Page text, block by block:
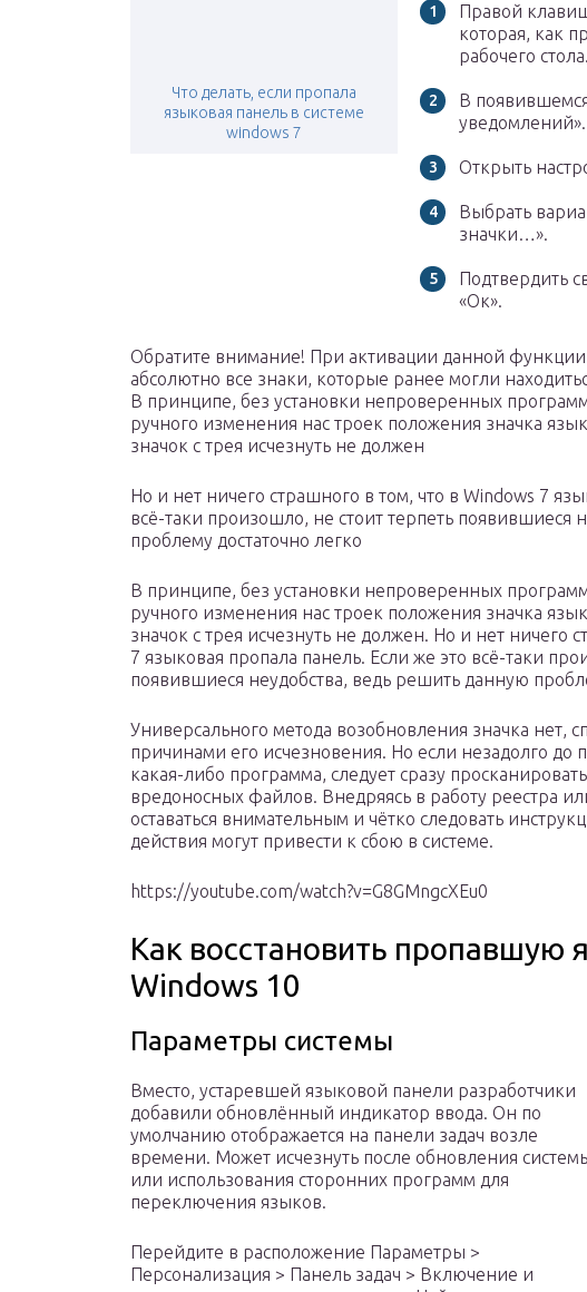
Что делать, если пропала
языковая панель в системе
windows 7
Правой
которая, как
рабочего стола.
В
уведомлений».
Открыть
Выбрать
значки…».
Подтвердить
«Ок».
Обратите внимание! При активации данной
абсолютно все знаки, которые ранее могли
В принципе, без установки непроверенных
ручного изменения нас троек положения значка
значок с трея исчезнуть не должен
Но и нет ничего страшного в том, что в Windows 7
всё-таки произошло, не стоит терпеть появившиеся
проблему достаточно легко
В принципе, без установки непроверенных
ручного изменения нас троек положения значка
значок с трея исчезнуть не должен. Но и нет ничего
7 языковая пропала панель. Если же это всё-таки
появившиеся неудобства, ведь решить данную
Универсального метода возобновления значка нет,
причинами его исчезновения. Но если незадолго до
какая-либо программа, следует сразу
вредоносных файлов. Внедряясь в работу реестра
оставаться внимательным и чётко следовать
действия могут привести к сбою в системе.
https://youtube.com/watch?v=G8GMngcXEu0
Как восстановить пропавшую
Windows 10
Параметры системы
Вместо, устаревшей языковой панели разработчики
добавили обновлённый индикатор ввода. Он по
умолчанию отображается на панели задач возле
времени. Может исчезнуть после обновления
или использования сторонних программ для
переключения языков.
Перейдите в расположение Параметры >
Персонализация > Панель задач > Включение и